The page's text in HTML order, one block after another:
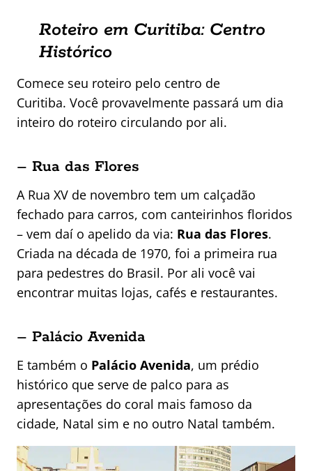
Roteiro em Curitiba: Centro
Histórico
Comece seu roteiro pelo centro de
Curitiba. Você provavelmente passará um dia
inteiro do roteiro circulando por ali.
– Rua das Flores
A Rua XV de novembro tem um calçadão
fechado para carros, com canteirinhos floridos
– vem daí o apelido da via: Rua das Flores.
Criada na década de 1970, foi a primeira rua
para pedestres do Brasil. Por ali você vai
encontrar muitas lojas, cafés e restaurantes.
– Palácio Avenida
E também o Palácio Avenida, um prédio
histórico que serve de palco para as
apresentações do coral mais famoso da
cidade, Natal sim e no outro Natal também.